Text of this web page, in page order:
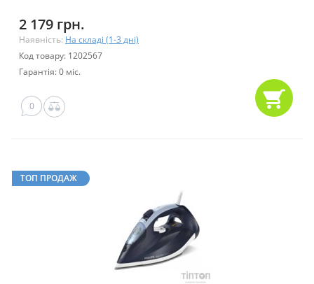
2 179 грн.
Наявність: На складі (1-3 дні)
Код товару: 1202567
Гарантія: 0 міс.
0
ТОП ПРОДАЖ